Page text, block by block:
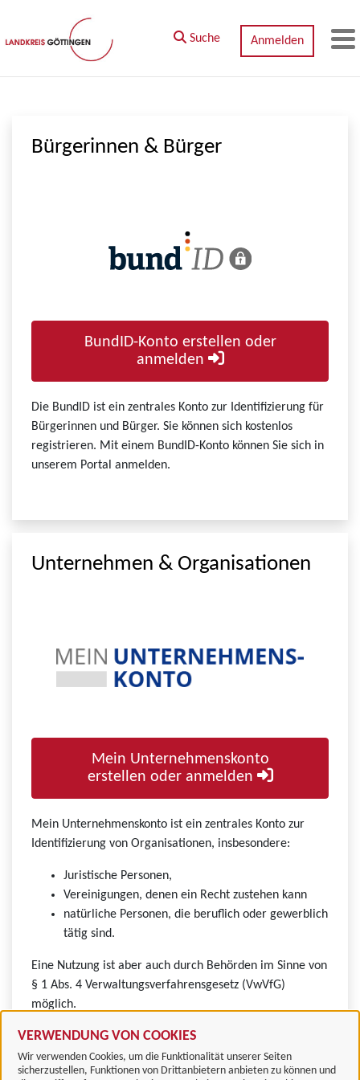
Zum Hauptinhalt springen
VERWENDUNG VON COOKIES
Wir verwenden Cookies, um die Funktionalität unserer Seiten
sicherzustellen, Funktionen von Drittanbietern anbieten zu können und
Suche Anmelden
Bürgerinnen & Bürger
BundID-Konto erstellen oder
anmelden
Die BundID ist ein zentrales Konto zur Identifizierung für
Bürgerinnen und Bürger. Sie können sich kostenlos
registrieren. Mit einem BundID-Konto können Sie sich in
unserem Portal anmelden.
Unternehmen & Organisationen
Mein Unternehmenskonto
erstellen oder anmelden
Mein Unternehmenskonto ist ein zentrales Konto zur
Identifizierung von Organisationen, insbesondere:
Juristische Personen,
Vereinigungen, denen ein Recht zustehen kann
natürliche Personen, die beruflich oder gewerblich
tätig sind.
Eine Nutzung ist aber auch durch Behörden im Sinne von
§ 1 Abs. 4 Verwaltungsverfahrensgesetz (VwVfG)
möglich.